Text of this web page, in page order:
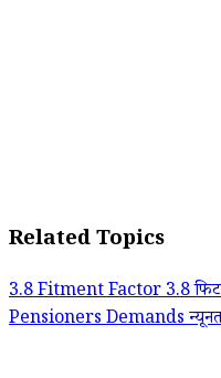
Related Topics
3.8 Fitment Factor3.8
Pensioners Demands